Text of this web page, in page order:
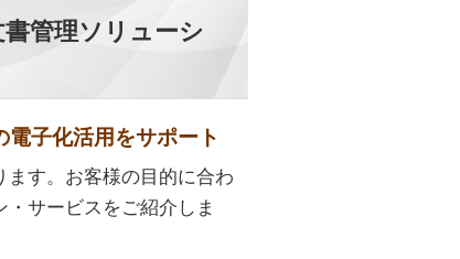
管理ソリューシ
子化活用をサポート
す。お客様の目的に合わ
サービスをご紹介しま